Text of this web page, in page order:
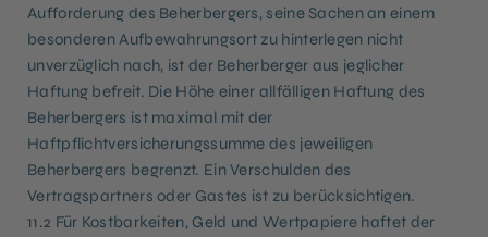
Aufforderung des Beherbergers, seine Sachen an einem
besonderen Aufbewahrungsort zu hinterlegen nicht
unverzüglich nach, ist der Beherberger aus jeglicher
Haftung befreit. Die Höhe einer allfälligen Haftung des
Beherbergers ist maximal mit der
Haftpflichtversicherungssumme des jeweiligen
Beherbergers begrenzt. Ein Verschulden des
Vertragspartners oder Gastes ist zu berücksichtigen.
11.2 Für Kostbarkeiten, Geld und Wertpapiere haftet der